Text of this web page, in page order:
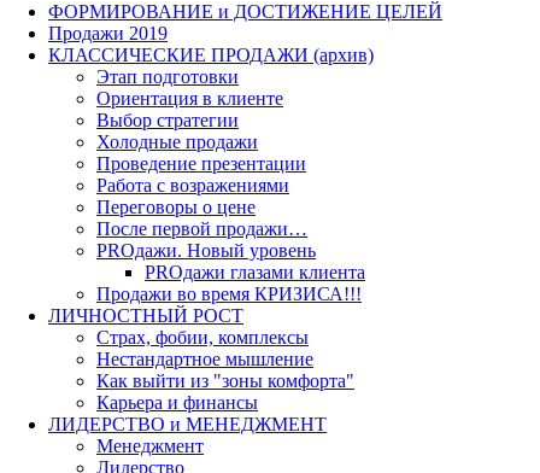
ФОРМИРОВАНИЕ и ДОСТИЖЕНИЕ ЦЕЛЕЙ
Продажи 2019
КЛАССИЧЕСКИЕ ПРОДАЖИ (архив)
Этап подготовки
Ориентация в клиенте
Выбор стратегии
Холодные продажи
Проведение презентации
Работа с возражениями
Переговоры о цене
После первой продажи…
PROдажи. Новый уровень
PROдажи глазами клиента
Продажи во время КРИЗИСА!!!
ЛИЧНОСТНЫЙ РОСТ
Страх, фобии, комплексы
Нестандартное мышление
Как выйти из "зоны комфорта"
Карьера и финансы
ЛИДЕРСТВО и МЕНЕДЖМЕНТ
Менеджмент
Лидерство